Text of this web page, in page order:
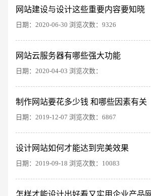
网站建设与设计这些重要内容要知晓
日期：2020-06-30 浏览次数：9326
网站云服务器有哪些强大功能
日期：2020-04-03 浏览次数：
制作网站要花多少钱 和哪些因素有关
日期：2019-12-07 浏览次数：6867
设计网站如何才能达到完美效果
日期：2019-09-18 浏览次数：10083
怎样才能设计出好看又实用企业产品
电商及系统平台开发